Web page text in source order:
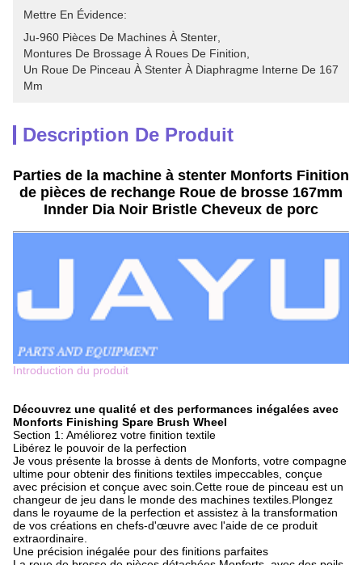
Mettre En Évidence:
Ju-960 Pièces De Machines À Stenter
Montures De Brossage À Roues De Finition
Un Roue De Pinceau À Stenter À Diaphragme Interne De 167
Mm
Description De Produit
Parties de la machine à stenter Monforts Finition
de pièces de rechange Roue de brosse 167mm
Innder Dia Noir Bristle Cheveux de porc
Introduction du produit
Découvrez une qualité et des performances inégalées avec
Monforts Finishing Spare Brush Wheel
Section 1: Améliorez votre finition textile
Libérez le pouvoir de la perfection
Je vous présente la brosse à dents de Monforts, votre compagne
ultime pour obtenir des finitions textiles impeccables, conçue
avec précision et conçue avec soin.Cette roue de pinceau est un
changeur de jeu dans le monde des machines textiles.Plongez
dans le royaume de la perfection et assistez à la transformation
de vos créations en chefs-d'œuvre avec l'aide de ce produit
extraordinaire.
Une précision inégalée pour des finitions parfaites